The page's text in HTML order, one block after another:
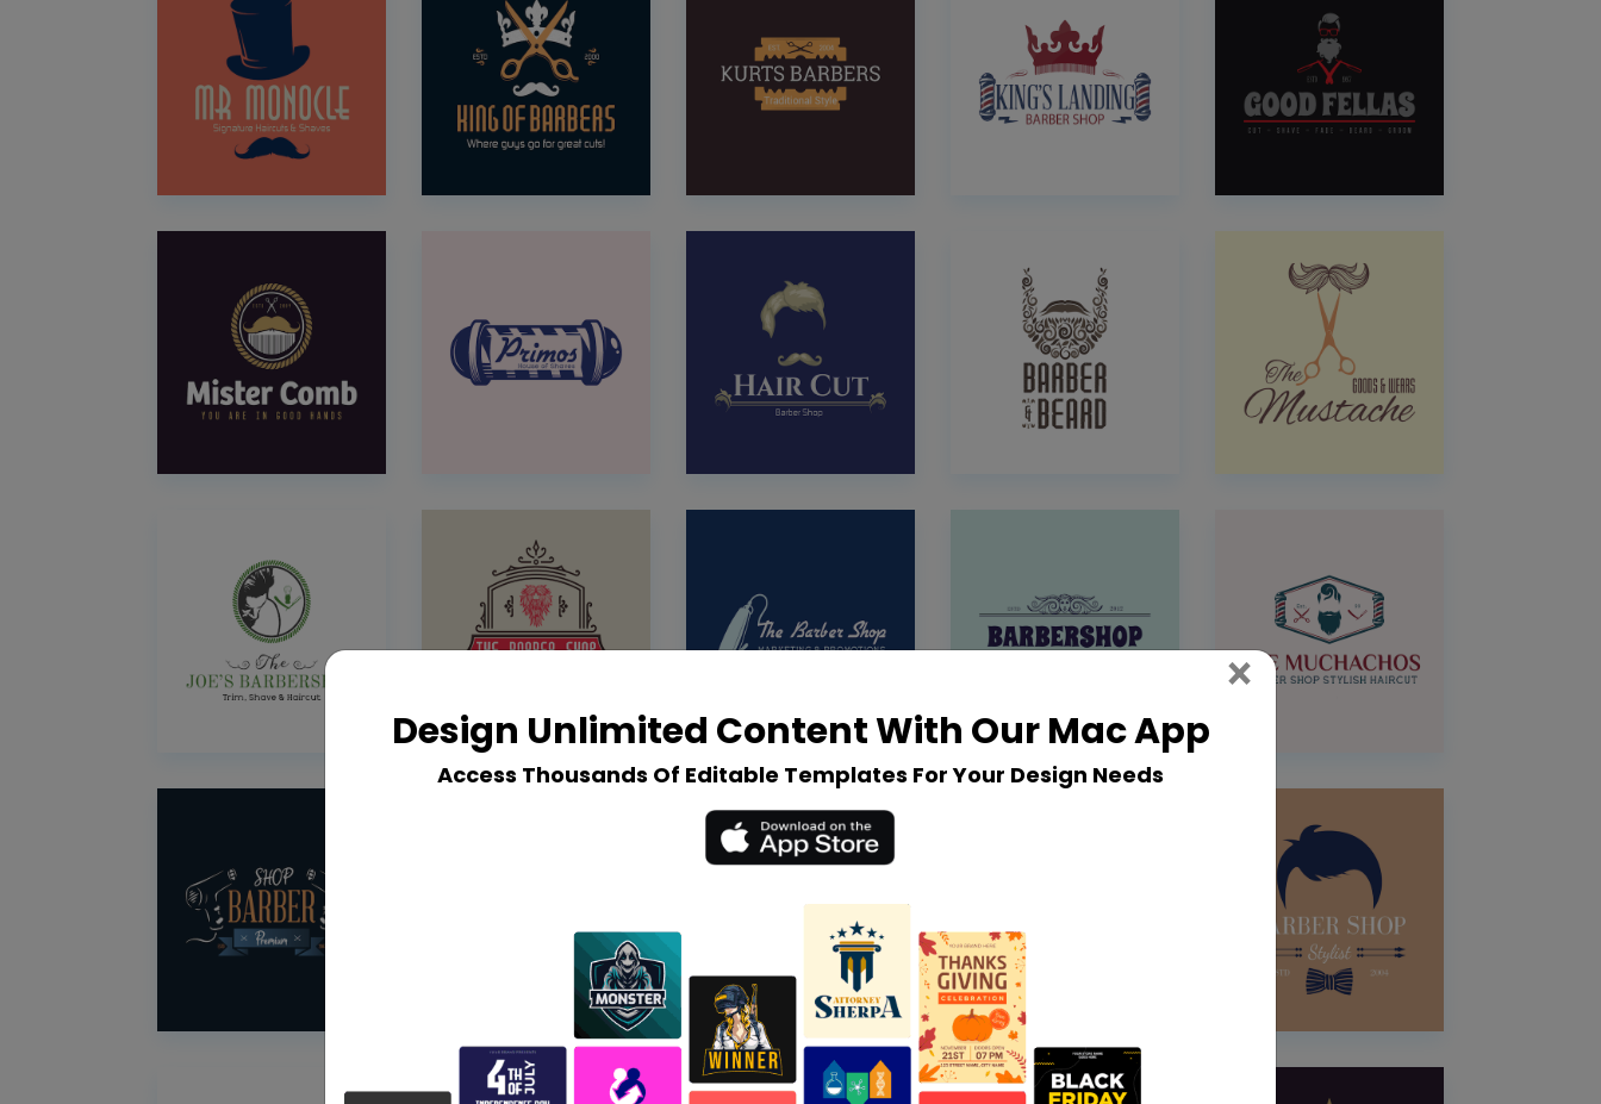
Design Unlimited Content With Our Mac App
Access Thousands Of Editable Templates For Your Design Needs
× Close